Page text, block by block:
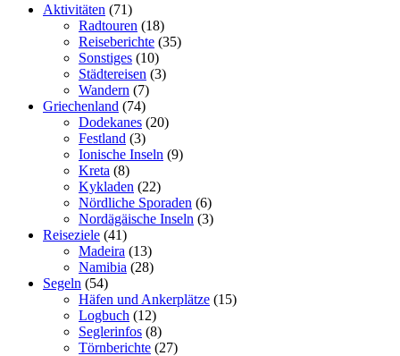
Aktivitäten (71)
Radtouren (18)
Reiseberichte (35)
Sonstiges (10)
Städtereisen (3)
Wandern (7)
Griechenland (74)
Dodekanes (20)
Festland (3)
Ionische Inseln (9)
Kreta (8)
Kykladen (22)
Nördliche Sporaden (6)
Nordägäische Inseln (3)
Reiseziele (41)
Madeira (13)
Namibia (28)
Segeln (54)
Häfen und Ankerplätze (15)
Logbuch (12)
Seglerinfos (8)
Törnberichte (27)